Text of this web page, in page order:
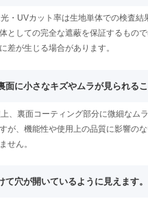
・UVカット率は生地単体での検査結
としての完全な遮蔽を保証するもの
差が生じる場合があります。
面に小さなキズやムラが見られるこ
、裏面コーティング部分に微細なム
が、機能性や使用上の品質に影響の
せん。
て穴が開いているように見えます。